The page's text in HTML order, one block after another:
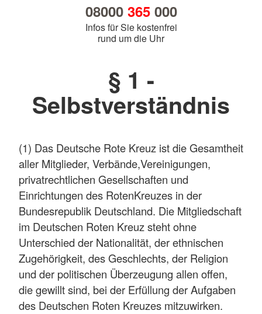
08000 365000
Infos für Sie kostenfrei
rund um die Uhr
§ 1 -
Selbstverständnis
(1) Das Deutsche Rote Kreuz ist die Gesamtheit
aller Mitglieder, Verbände,Vereinigungen,
privatrechtlichen Gesellschaften und
Einrichtungen des RotenKreuzes in der
Bundesrepublik Deutschland. Die Mitgliedschaft
im Deutschen Roten Kreuz steht ohne
Unterschied der Nationalität, der ethnischen
Zugehörigkeit, des Geschlechts, der Religion
und der politischen Überzeugung allen offen,
die gewillt sind, bei der Erfüllung der Aufgaben
des Deutschen Roten Kreuzes mitzuwirken.